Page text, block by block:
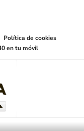
Política de cookies
en tu móvil